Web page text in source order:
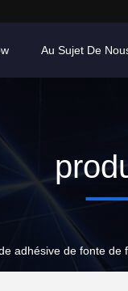
Au Sujet De
adhésive de fonte